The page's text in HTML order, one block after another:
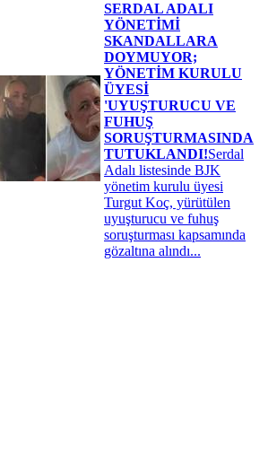
SERDAL ADALI
YÖNETİMİ
SKANDALLARA
DOYMUYOR;
YÖNETİM KURULU
ÜYESİ
'UYUŞTURUCU VE
FUHUŞ
SORUŞTURMASINDA
TUTUKLANDI!Serdal
Adalı listesinde BJK
yönetim kurulu üyesi
Turgut Koç, yürütülen
uyuşturucu ve fuhuş
soruşturması kapsamında
gözaltına alındı...